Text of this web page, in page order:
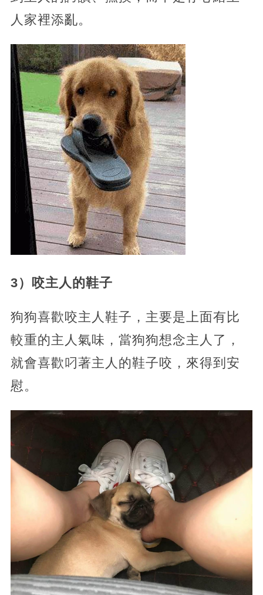
人家裡添亂。
3）咬主人的鞋子
狗狗喜歡咬主人鞋子，主要是上面有比
較重的主人氣味，當狗狗想念主人了，
就會喜歡叼著主人的鞋子咬，來得到安
慰。